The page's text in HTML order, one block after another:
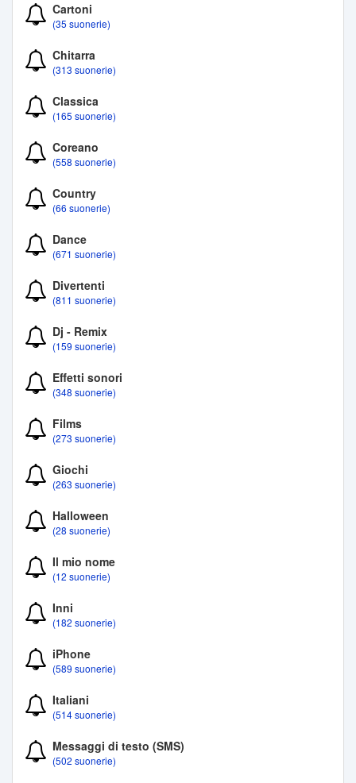
Cartoni
(35 suonerie)
Chitarra
(313 suonerie)
Classica
(165 suonerie)
Coreano
(558 suonerie)
Country
(66 suonerie)
Dance
(671 suonerie)
Divertenti
(811 suonerie)
Dj - Remix
(159 suonerie)
Effetti sonori
(348 suonerie)
Films
(273 suonerie)
Giochi
(263 suonerie)
Halloween
(28 suonerie)
Il mio nome
(12 suonerie)
Inni
(182 suonerie)
iPhone
(589 suonerie)
Italiani
(514 suonerie)
Messaggi di testo (SMS)
(502 suonerie)